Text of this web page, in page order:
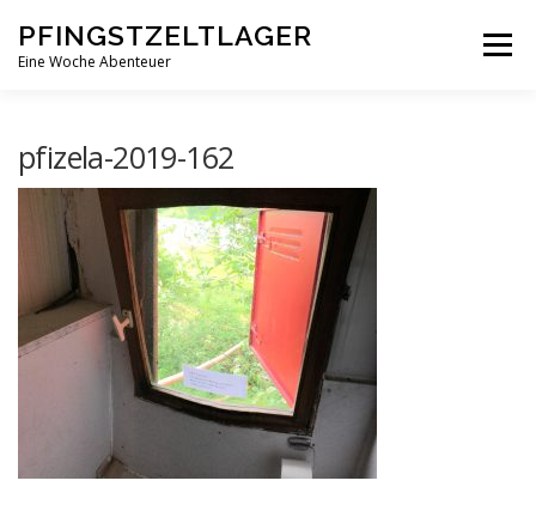
Inhalt
springen
PFINGSTZELTLAGER
Eine Woche Abenteuer
Menü
PFINGSTZELTLAGER VERANSTALTUNGEN
pfizela-2019-162